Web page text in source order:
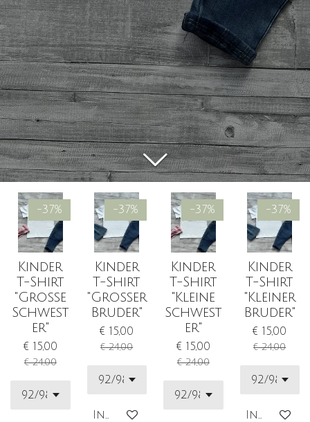
-37%
Kinder
T-Shirt
"Große
Schwest
er"
€ 15,00
€ 24,00
-37%
Kinder
T-Shirt
"Großer
Bruder"
€ 15,00
€ 24,00
In den Warenkorb
-37%
Kinder
T-Shirt
"Kleine
Schwest
er"
€ 15,00
€ 24,00
-37%
Kinder
T-Shirt
"Kleiner
Bruder"
€ 15,00
€ 24,00
In den